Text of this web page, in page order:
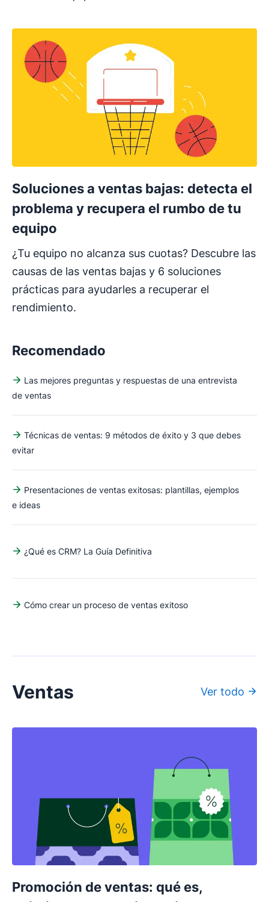
Soluciones a ventas bajas: detecta el
problema y recupera el rumbo de tu
equipo
¿Tu equipo no alcanza sus cuotas? Descubre las
causas de las ventas bajas y 6 soluciones
prácticas para ayudarles a recuperar el
rendimiento.
Recomendado
Las mejores preguntas y respuestas de una entrevista
de ventas
Técnicas de ventas: 9 métodos de éxito y 3 que debes
evitar
Presentaciones de ventas exitosas: plantillas, ejemplos
e ideas
¿Qué es CRM? La Guía Definitiva
Cómo crear un proceso de ventas exitoso
Ventas Ver todo
Promoción de ventas: qué es,